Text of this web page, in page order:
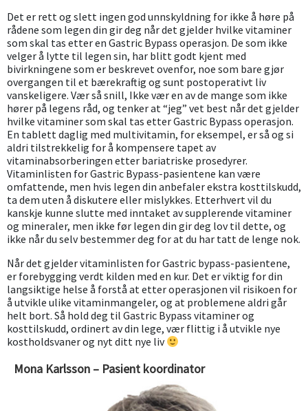
Det er rett og slett ingen god unnskyldning for ikke å høre på
rådene som legen din gir deg når det gjelder hvilke vitaminer
som skal tas etter en Gastric Bypass operasjon. De som ikke
velger å lytte til legen sin, har blitt godt kjent med
bivirkningene som er beskrevet ovenfor, noe som bare gjør
overgangen til et bærekraftig og sunt postoperativt liv
vanskeligere. Vær så snill, Ikke vær en av de mange som ikke
hører på legens råd, og tenker at “jeg” vet best når det gjelder
hvilke vitaminer som skal tas etter Gastric Bypass operasjon.
En tablett daglig med multivitamin, for eksempel, er så og si
aldri tilstrekkelig for å kompensere tapet av
vitaminabsorberingen etter bariatriske prosedyrer.
Vitaminlisten for Gastric Bypass-pasientene kan være
omfattende, men hvis legen din anbefaler ekstra kosttilskudd,
ta dem uten å diskutere eller mislykkes. Etterhvert vil du
kanskje kunne slutte med inntaket av supplerende vitaminer
og mineraler, men ikke før legen din gir deg lov til dette, og
ikke når du selv bestemmer deg for at du har tatt de lenge nok.
Når det gjelder vitaminlisten for Gastric bypass-pasientene,
er forebygging verdt kilden med en kur. Det er viktig for din
langsiktige helse å forstå at etter operasjonen vil risikoen for
å utvikle ulike vitaminmangeler, og at problemene aldri går
helt bort. Så hold deg til Gastric Bypass vitaminer og
kosttilskudd, ordinert av din lege, vær flittig i å utvikle nye
kostholdsvaner og nyt ditt nye liv
Mona Karlsson – Pasient koordinator